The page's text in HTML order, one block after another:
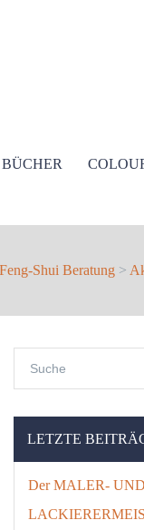
BÜCHER
Shui Beratung >
LETZTE
Der MALER- UND